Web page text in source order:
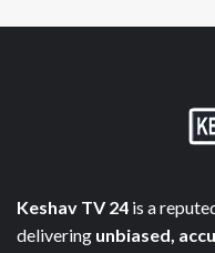
Keshav TV 24 is a
delivering unbiased,